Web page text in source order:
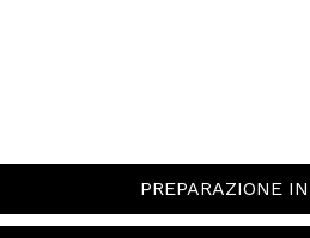
PREPARAZIONE IN